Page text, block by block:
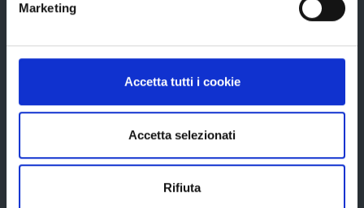
Marketing
Accetta tutti i cookie
Accetta selezionati
Rifiuta
La Provincia
Statuto e Regolamenti
Amministrazione Trasparente
Uffici e orari